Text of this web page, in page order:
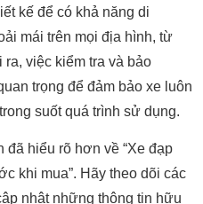
kế để có khả năng di
mái trên mọi địa hình, từ
việc kiểm tra và bảo
trọng để đảm bảo xe luôn
suốt quá trình sử dụng.
đã hiểu rõ hơn về “Xe đạp
khi mua”. Hãy theo dõi các
nhật những thông tin hữu